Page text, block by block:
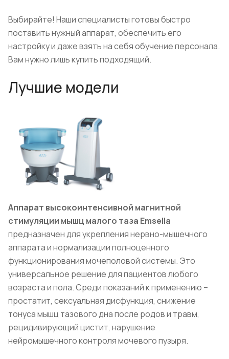
Выбирайте! Наши специалисты готовы быстро
поставить нужный аппарат, обеспечить его
настройку и даже взять на себя обучение персонала.
Вам нужно лишь купить подходящий.
Лучшие модели
Аппарат высокоинтенсивной магнитной
стимуляции мышц малого таза Emsella
предназначен для укрепления нервно-мышечного
аппарата и нормализации полноценного
функционирования мочеполовой системы. Это
универсальное решение для пациентов любого
возраста и пола. Среди показаний к применению –
простатит, сексуальная дисфункция, снижение
тонуса мышц тазового дна после родов и травм,
рецидивирующий цистит, нарушение
нейромышечного контроля мочевого пузыря.